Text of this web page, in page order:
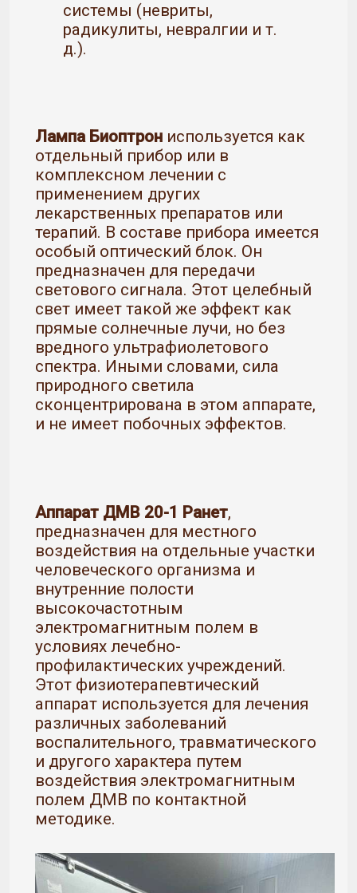
системы (невриты,
радикулиты, невралгии и т.
д.).
Лампа Биоптрон используется как
отдельный прибор или в
комплексном лечении с
применением других
лекарственных препаратов или
терапий. В составе прибора имеется
особый оптический блок. Он
предназначен для передачи
светового сигнала. Этот целебный
свет имеет такой же эффект как
прямые солнечные лучи, но без
вредного ультрафиолетового
спектра. Иными словами, сила
природного светила
сконцентрирована в этом аппарате,
и не имеет побочных эффектов.
Аппарат ДМВ 20-1 Ранет,
предназначен для местного
воздействия на отдельные участки
человеческого организма и
внутренние полости
высокочастотным
электромагнитным полем в
условиях лечебно-
профилактических учреждений.
Этот физиотерапевтический
аппарат используется для лечения
различных заболеваний
воспалительного, травматического
и другого характера путем
воздействия электромагнитным
полем ДМВ по контактной
методике.